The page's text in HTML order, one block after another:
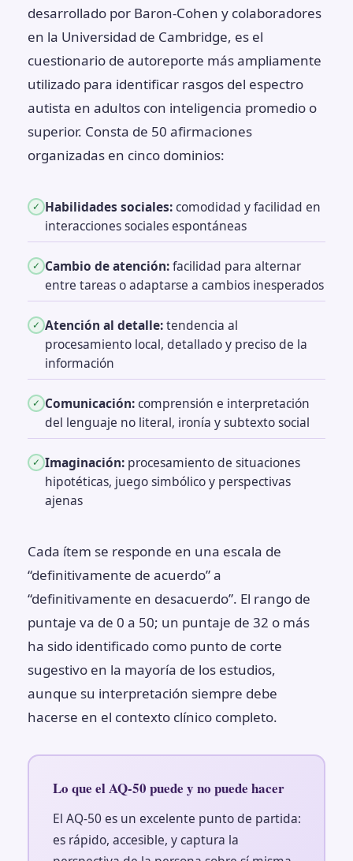
desarrollado por Baron-Cohen y colaboradores
en la Universidad de Cambridge, es el
cuestionario de autoreporte más ampliamente
utilizado para identificar rasgos del espectro
autista en adultos con inteligencia promedio o
superior. Consta de 50 afirmaciones
organizadas en cinco dominios:
✓ Habilidades sociales:comodidad y facilidad en
interacciones sociales espontáneas
✓ Cambio de atención:facilidad para alternar
entre tareas o adaptarse a cambios inesperados
✓ Atención al detalle:tendencia al
procesamiento local, detallado y preciso de la
información
✓ Comunicación:comprensión e interpretación
del lenguaje no literal, ironía y subtexto social
✓ Imaginación: procesamiento de situaciones
hipotéticas, juego simbólico y perspectivas
ajenas
Cada ítem se responde en una escala de
“definitivamente de acuerdo” a
“definitivamente en desacuerdo”. El rango de
puntaje va de 0 a 50; un puntaje de 32 o más
ha sido identificado como punto de corte
sugestivo en la mayoría de los estudios,
aunque su interpretación siempre debe
hacerse en el contexto clínico completo.
Lo que el AQ-50 puede y no puede hacer
El AQ-50 es un excelente punto de partida:
es rápido, accesible, y captura la